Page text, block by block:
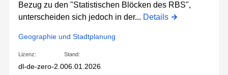
Bezug zu den "Statistischen Blöcken des RBS",
unterscheiden sich jedoch in der... Details
Geographie und Stadtplanung
Lizenz:
dl-de-zero-2.0
Stand:
06.01.2026